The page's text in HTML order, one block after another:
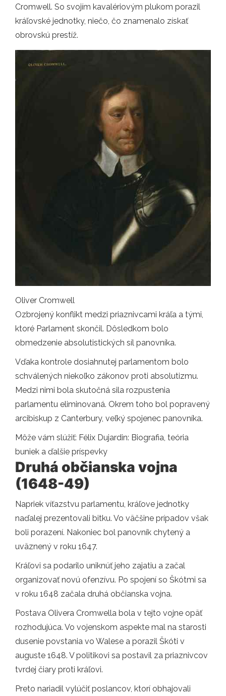
Cromwell. So svojím kavalériovým plukom porazil
kráľovské jednotky, niečo, čo znamenalo získať
obrovskú prestíž.
Oliver Cromwell
Ozbrojený konflikt medzi priaznivcami kráľa a tými,
ktoré Parlament skončil. Dôsledkom bolo
obmedzenie absolutistických síl panovníka.
Vďaka kontrole dosiahnutej parlamentom bolo
schválených niekoľko zákonov proti absolutizmu.
Medzi nimi bola skutočná sila rozpustenia
parlamentu eliminovaná. Okrem toho bol popravený
arcibiskup z Canterbury, veľký spojenec panovníka.
Môže vám slúžiť: Félix Dujardin: Biografia, teória
buniek a ďalšie príspevky
Druhá občianska vojna
(1648-49)
Napriek víťazstvu parlamentu, kráľove jednotky
naďalej prezentovali bitku. Vo väčšine prípadov však
boli porazení. Nakoniec bol panovník chytený a
uväznený v roku 1647.
Kráľovi sa podarilo uniknúť jeho zajatiu a začal
organizovať novú ofenzívu. Po spojení so Škótmi sa
v roku 1648 začala druhá občianska vojna.
Postava Olivera Cromwella bola v tejto vojne opäť
rozhodujúca. Vo vojenskom aspekte mal na starosti
dusenie povstania vo Walese a porazil Škóti v
auguste 1648. V politikovi sa postavil za priaznivcov
tvrdej čiary proti kráľovi.
Preto nariadil vylúčiť poslancov, ktorí obhajovali